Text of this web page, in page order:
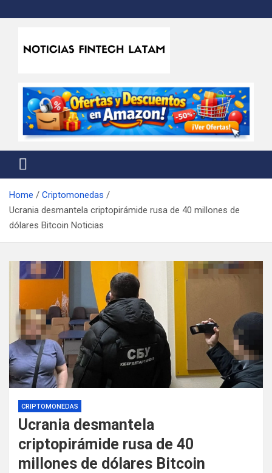
to
Noticias Fintech Latam
Home
Criptomonedas
Ucrania desmantela criptopirámide rusa de 40 millones de
dólares Bitcoin Noticias
CRIPTOMONEDAS
Ucrania desmantela
criptopirámide rusa de 40
millones de dólares Bitcoin